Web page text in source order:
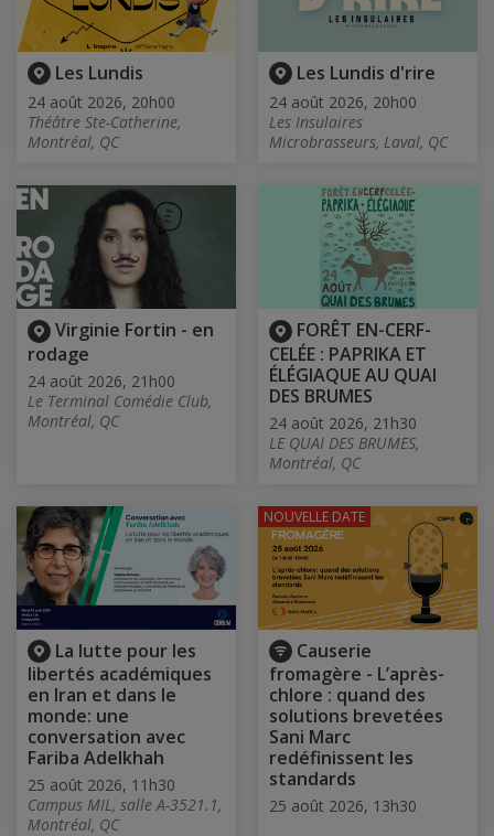
Les Lundis
24 août 2026, 20h00
Théâtre Ste-Catherine,
Montréal, QC
Les Lundis d'rire
24 août 2026, 20h00
Les Insulaires
Microbrasseurs, Laval, QC
Virginie Fortin - en
rodage
24 août 2026, 21h00
Le Terminal Comédie Club,
Montréal, QC
FORÊT EN-CERF-
CELÉE : PAPRIKA ET
ÉLÉGIAQUE AU QUAI
DES BRUMES
24 août 2026, 21h30
LE QUAI DES BRUMES,
Montréal, QC
La lutte pour les
libertés académiques
en Iran et dans le
monde: une
conversation avec
Fariba Adelkhah
25 août 2026, 11h30
Campus MIL, salle A-3521.1,
Montréal, QC
Causerie
fromagère - L’après-
chlore : quand des
solutions brevetées
Sani Marc
redéfinissent les
standards
25 août 2026, 13h30
NOUVELLE DATE